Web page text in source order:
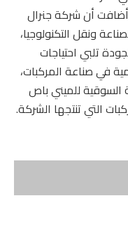
أن شركة جنرال
ونقل التكنولوجيا،
تلبي احتياجات
في صناعة المركبات،
من الشريحة السوقية للميني باص
التي تنتجها الشركة.